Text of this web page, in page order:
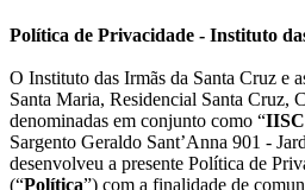
Política de Privacidade - Instituto
O Instituto das Irmãs da Santa Cruz e
Santa Maria, Residencial Santa Cruz,
denominadas em conjunto como “IISC
Sargento Geraldo Sant’Anna 901 -
desenvolveu a presente Política de
(“Política”) com a finalidade de